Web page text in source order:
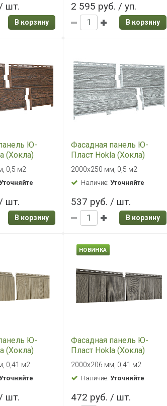
шт.
В корзину
2 595 руб. / уп.
В корзину
Ю-
(Хокла)
0,5 м2
шт.
В корзину
Фасадная панель Ю-
Пласт Hokla (Хокла)
Винтаж Пепел
2000х250 мм, 0,5 м2
Наличие:Уточняйте
537 руб. / шт.
В корзину
Ю-
(Хокла)
орех
0,41 м2
шт.
НОВИНКА
Фасадная панель Ю-
Пласт Hokla (Хокла)
серия "Щепа" Седой дуб
2000х206 мм, 0,41 м2
Наличие:Уточняйте
472 руб. / шт.